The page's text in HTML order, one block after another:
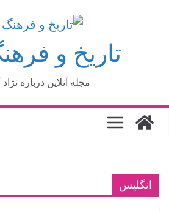
تاریخ و
مجله آنلاین درباره نژاد
انگلیس